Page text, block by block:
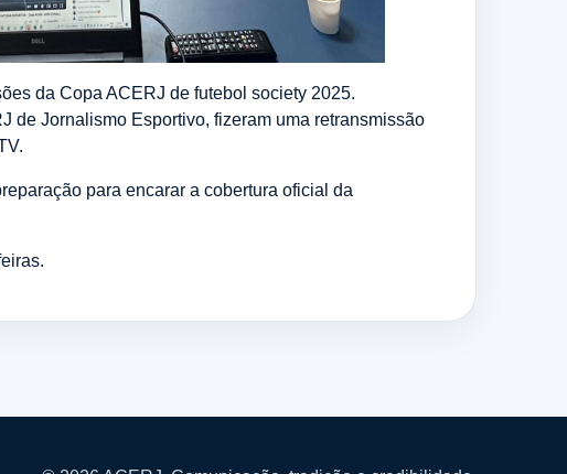
da Copa ACERJ de futebol society 2025.
de Jornalismo Esportivo, fizeram uma retransmissão
para encarar a cobertura oficial da